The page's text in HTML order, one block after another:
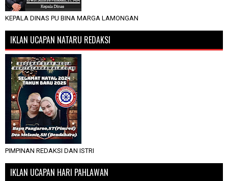
KEPALA DINAS PU BINA MARGA LAMONGAN
IKLAN UCAPAN NATARU REDAKSI
PIMPINAN REDAKSI DAN ISTRI
IKLAN UCAPAN HARI PAHLAWAN